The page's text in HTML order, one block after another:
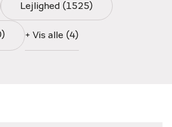
Lejlighed (1525)
+ Vis alle (4)